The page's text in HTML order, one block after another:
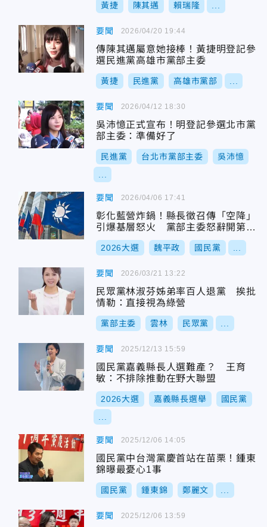
黃捷 陳其邁 賴瑞隆
要聞
傳陳其邁屬意她接棒！黃捷明登記參
選民進黨高雄市黨部主委
黃捷 民進黨 高雄市黨部
2026/04/20 19:44
要聞
吳沛憶正式宣布！明登記參選北市黨
部主委：準備好了
民進黨 台北市黨部主委 吳沛憶
2026/04/12 18:30
要聞
彰化藍營炸鍋！縣長徵召傳「空降」
引爆基層怒火 黨部主委怒辭開第一
槍
2026大選 魏平政 國民黨
2026/04/06 17:41
要聞
民眾黨林淑芬姊弟率百人退黨 挨批
情勒：直接視為綠營
黨部主委 雲林 民眾黨
2026/03/21 13:22
要聞
國民黨嘉義縣長人選難產？ 王育
敏：不排除推動在野大聯盟
2026大選 嘉義縣長選舉 國民黨
2025/12/13 15:59
要聞
國民黨中台灣黨慶首站在苗栗！鍾東
錦曝最憂心1事
國民黨 鍾東錦 鄭麗文
2025/12/06 14:05
要聞 2025/12/06 13:59